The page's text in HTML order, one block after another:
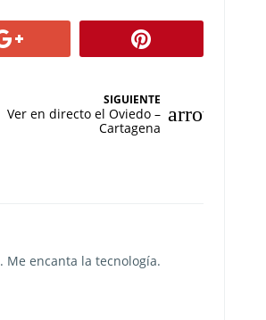
SIGUIENTE
Ver en directo el Oviedo –
Cartagena
Me encanta la tecnología.